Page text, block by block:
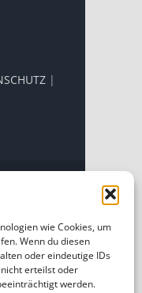
wie Cookies, um
Wenn du diesen
oder eindeutige IDs
erteilst oder
werden.
|
Instagram